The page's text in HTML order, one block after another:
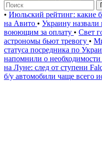
• Июльский рейтинг: какие
на Авито • Украину назвали
воюющим за оплату • Свет
астрономы бьют тревогу •
статуса посредника по
напомнили о
на Луне: след от ступени
б/у автомобили чаще всего